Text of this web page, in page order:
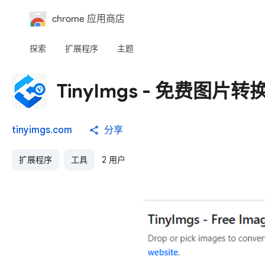
chrome 应用商店
探索 扩展程序 主题
TinyImgs - 免费图片转
tinyimgs.com 分享
扩展程序 工具 2 用户